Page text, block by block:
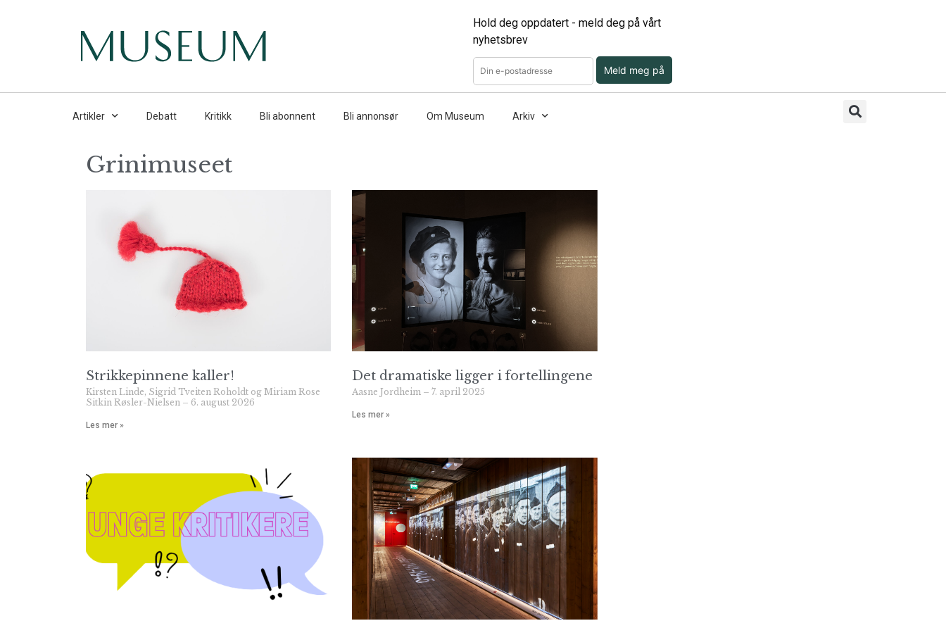
Hold deg oppdatert - meld deg på vårt
nyhetsbrev
Meld meg på
Artikler Debatt Kritikk Bli abonnent Bli annonsør Om Museum Arkiv
Grinimuseet
Strikkepinnene kaller!
Kirsten Linde, Sigrid Tveiten Roholdt og Miriam Rose
Sitkin Røsler-Nielsen
6. august 2026
Les mer »
Det dramatiske ligger i fortellingene
Aasne Jordheim 7. april 2025
Les mer »